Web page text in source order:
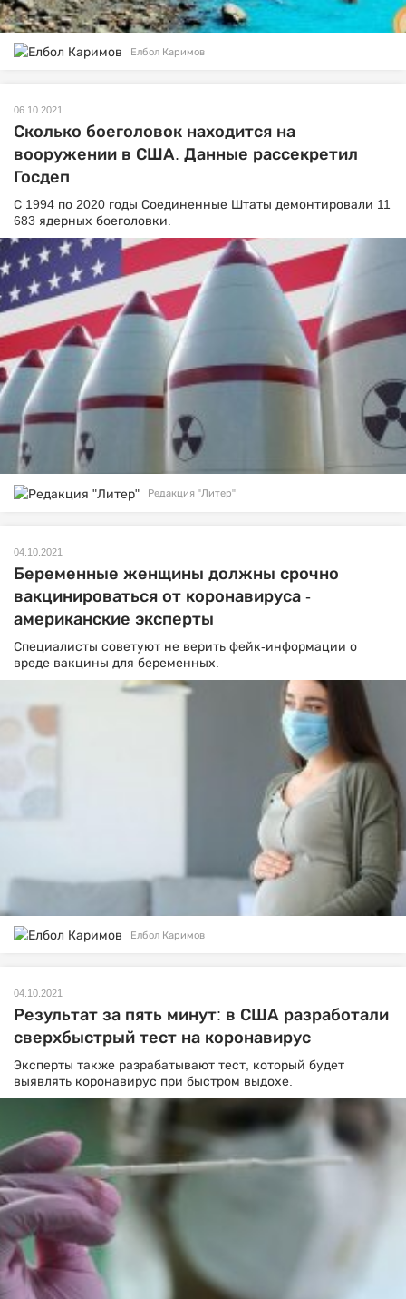
Елбол Каримов
06.10.2021
Сколько боеголовок находится на
вооружении в США. Данные рассекретил
Госдеп
С 1994 по 2020 годы Соединенные Штаты демонтировали 11
683 ядерных боеголовки.
Редакция "Литер"
04.10.2021
Беременные женщины должны срочно
вакцинироваться от коронавируса -
американские эксперты
Специалисты советуют не верить фейк-информации о
вреде вакцины для беременных.
Елбол Каримов
04.10.2021
Результат за пять минут: в США разработали
сверхбыстрый тест на коронавирус
Эксперты также разрабатывают тест, который будет
выявлять коронавирус при быстром выдохе.